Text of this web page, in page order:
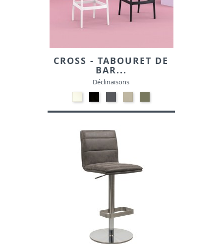
CROSS - TABOURET DE
BAR...
Déclinaisons
-
Blanc
-
Noir
-
Gris
-
Taupe
-
Vert